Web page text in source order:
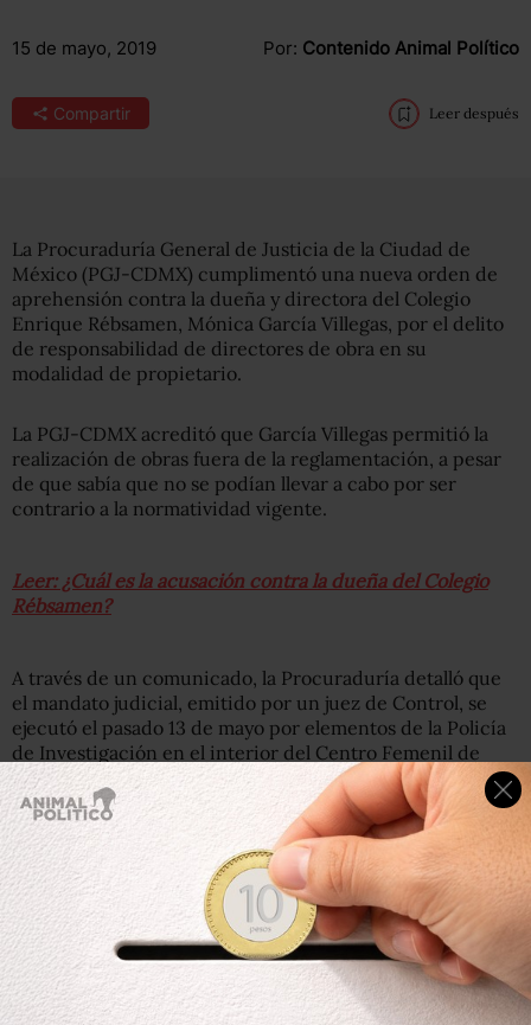
15 de mayo, 2019 Por: Contenido Animal Político
Compartir Leer después
La Procuraduría General de Justicia de la Ciudad de
México (PGJ-CDMX) cumplimentó una nueva orden de
aprehensión contra la dueña y directora del Colegio
Enrique Rébsamen, Mónica García Villegas, por el delito
de responsabilidad de directores de obra en su
modalidad de propietario.
La PGJ-CDMX acreditó que García Villegas permitió la
realización de obras fuera de la reglamentación, a pesar
de que sabía que no se podían llevar a cabo por ser
contrario a la normatividad vigente.
Leer: ¿Cuál es la acusación contra la dueña del Colegio
Rébsamen?
A través de un comunicado, la Procuraduría detalló que
el mandato judicial, emitido por un juez de Control, se
ejecutó el pasado 13 de mayo por elementos de la Policía
de Investigación en el interior del Centro Femenil de
Readaptación Social Santa Martha Acatitla, donde se
encuentra la acusada bajo medida cautelar de prisión
preventiva.
García Villegas fue detenida en la Ciudad de México el
pasado 11 de mayo y trasladada a Santa Martha Acatitla. Se
le acusa también del delito de homicidio culposo en
agravio de las víctimas del Colegio Rébsamen (7 adultos y
19 niños), que colapsó tras el sismo del 19 de septiembre
de 2017.